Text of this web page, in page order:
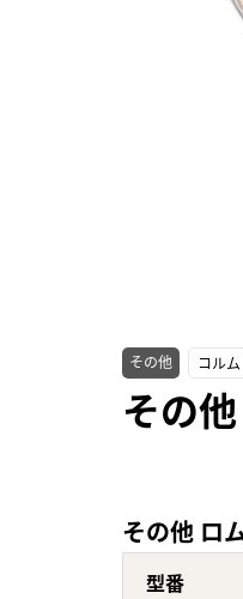
その他 コルム
その
その他 ロ
型番